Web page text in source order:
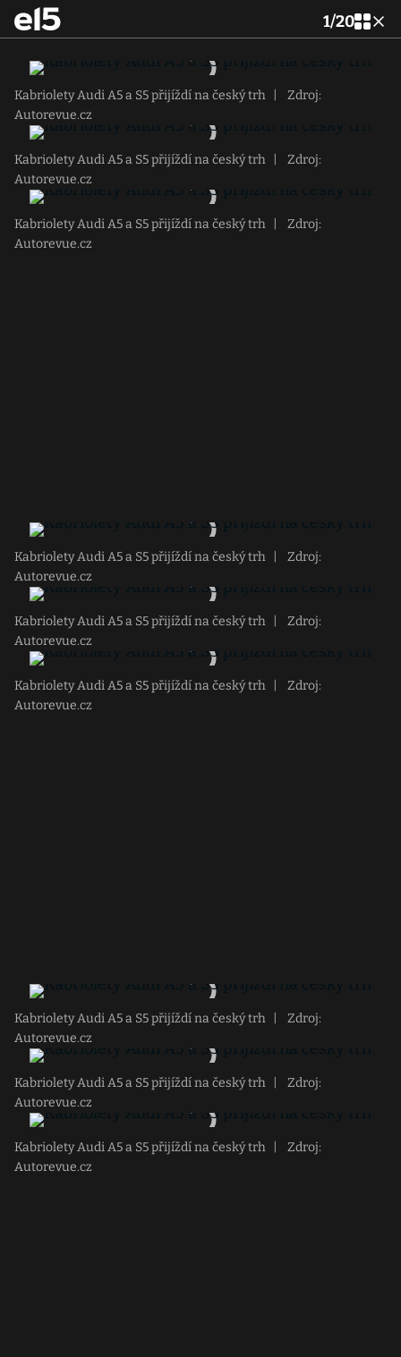
1/20
Kabriolety Audi A5 a S5 přijíždí na český trh
Zdroj:
Autorevue.cz
Kabriolety Audi A5 a S5 přijíždí na český trh
Zdroj:
Autorevue.cz
Kabriolety Audi A5 a S5 přijíždí na český trh
Zdroj:
Autorevue.cz
Kabriolety Audi A5 a S5 přijíždí na český trh
Zdroj:
Autorevue.cz
Kabriolety Audi A5 a S5 přijíždí na český trh
Zdroj:
Autorevue.cz
Kabriolety Audi A5 a S5 přijíždí na český trh
Zdroj:
Autorevue.cz
Kabriolety Audi A5 a S5 přijíždí na český trh
Zdroj:
Autorevue.cz
Kabriolety Audi A5 a S5 přijíždí na český trh
Zdroj:
Autorevue.cz
Kabriolety Audi A5 a S5 přijíždí na český trh
Zdroj:
Autorevue.cz